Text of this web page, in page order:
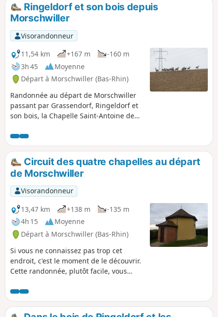
Ringeldorf et son bois depuis
Morschwiller
Visorandonneur
11,54 km
+167 m
-160 m
3h 45
Moyenne
Départ à Morschwiller (Bas-Rhin)
Randonnée au départ de Morschwiller
passant par Grassendorf, Ringeldorf et
son bois, la Chapelle Saint-Antoine de
panoramique.
Circuit des quatre chapelles au départ
de Morschwiller
Visorandonneur
13,47 km
+138 m
-135 m
4h 15
Moyenne
Départ à Morschwiller (Bas-Rhin)
Si vous ne connaissez pas trop cet
endroit, c'est le moment de le découvrir.
Cette randonnée, plutôt facile, vous
Chapelle de Morschwiller à celle
d'Ohlungen quasiment en ligne droite.
Le retour, avec un peu dénivelé, vous